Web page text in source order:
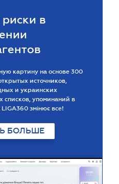
в
картину на основе 300
источников,
и украинских
списков, упоминаний в
змінює все!
БОЛЬШЕ